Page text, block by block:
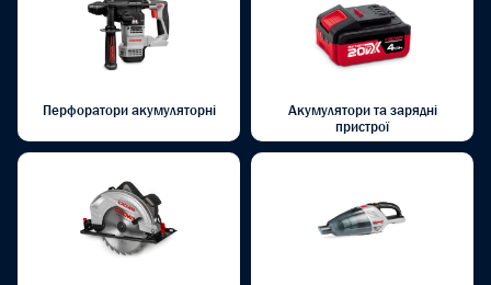
Перфоратори акумуляторні
Акумулятори та зарядні
пристрої